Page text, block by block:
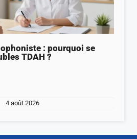
: pourquoi se
TDAH ?
4 août 2026